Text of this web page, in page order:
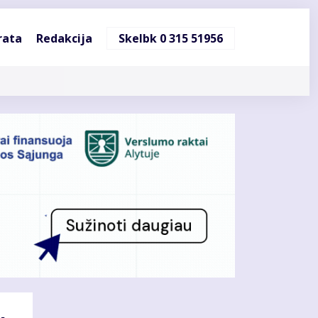
Redakcija Skelbk 0 315 51956